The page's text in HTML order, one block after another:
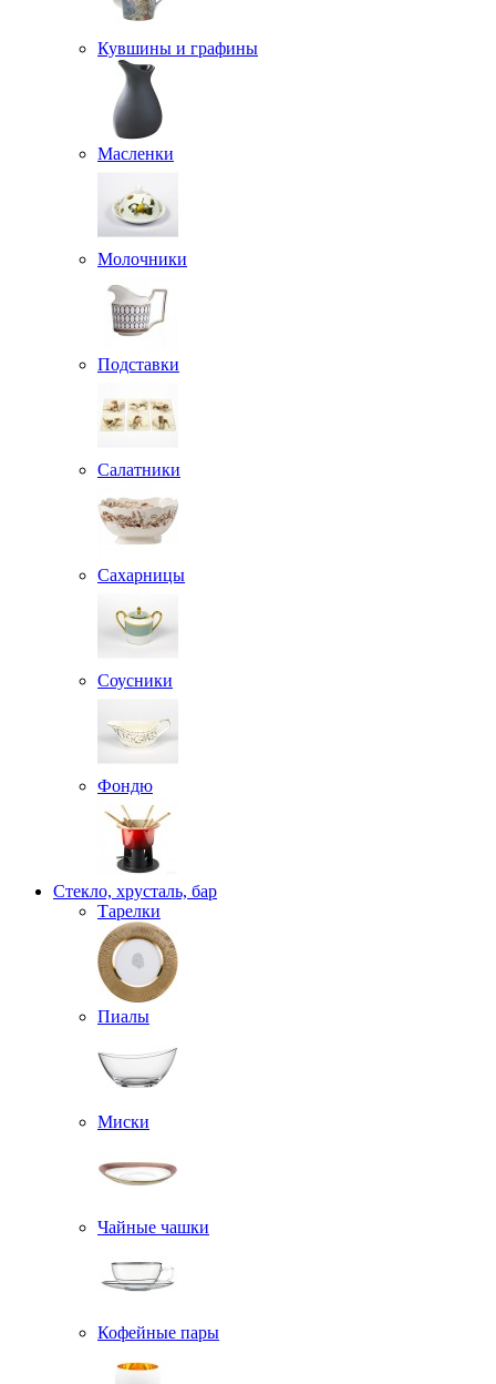
Кувшины и графины
Масленки
Молочники
Подставки
Салатники
Сахарницы
Соусники
Фондю
Стекло, хрусталь, бар
Тарелки
Пиалы
Миски
Чайные чашки
Кофейные пары